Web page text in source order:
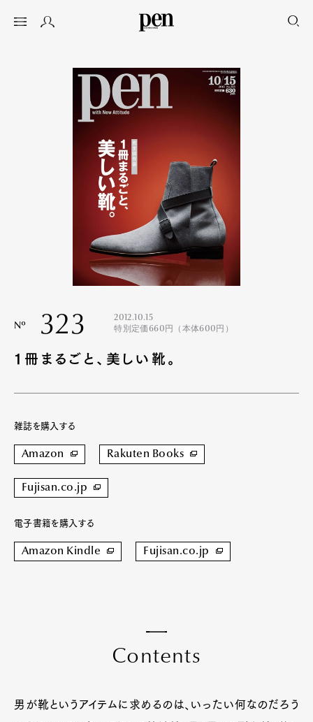
Nº 323
2012.10.15
特別定価660円（本体600円）
１冊まるごと、美しい靴。
雑誌を購入する
Amazon Rakuten Books
Fujisan.co.jp
電子書籍を購入する
Amazon Kindle Fujisan.co.jp
Contents
男が靴というアイテムに求めるのは、いったい何なのだろう